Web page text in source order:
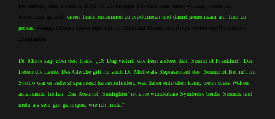
feststellten, dass sie beide 2010 ihr 25-Jähriges Job-Jubiläum feiern würden, wurde der
Entschluss gefasst,einen Track zusammen zu produzieren und damit gemeinsam auf Tour zu
gehen.
Wenige Monate später entstand im Stigmata Studio von André Walter die Produktion
„Sunfighter“.
Dr. Motte sagt über den Track: „DJ Dag vertritt wie kein anderer den ‚Sound of Frankfurt’. Das
lieben die Leute. Das Gleiche gilt für auch Dr. Motte als Repräsentant des ‚Sound of Berlin’. Im
Studio war es äußerst spannend herauszufinden, was dabei entstehen kann, wenn diese Welten
aufeinander treffen. Das Resultat ‚Sunfighter’ ist eine wunderbare Symbiose beider Sounds und
mehr als sehr gut gelungen, wie ich finde.“